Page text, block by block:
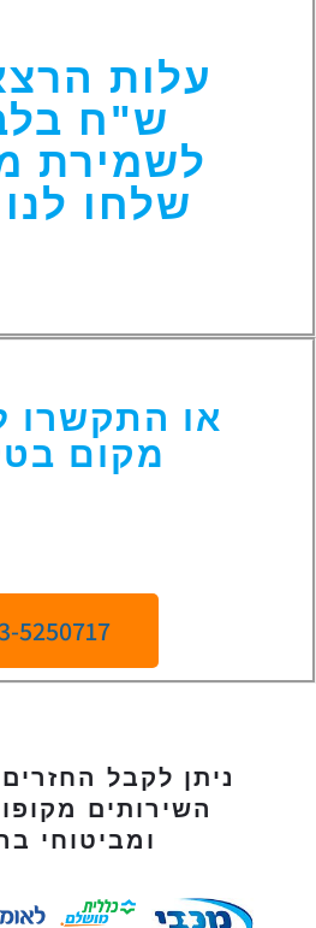
ש"ח
לשמירת
שלחו לנו
או התקשרו
מקום
03-5250717
ניתן לקבל
השירותים
ומביטוחי